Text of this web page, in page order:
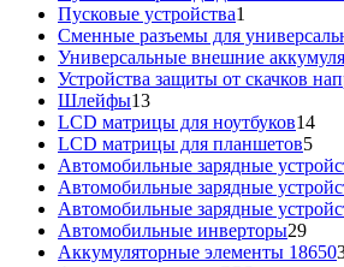
Пусковые устройства1
товар
Сменные разъемы для
Универсальные внешние
Устройства защиты от скачков
Шлейфы1313
товаров
LCD матрицы для ноутбуков1414
LCD матрицы для планшетов55
Автомобильные зарядные
Автомобильные зарядные
Автомобильные зарядные
Автомобильные инверторы2929
Аккумуляторные элементы 18650